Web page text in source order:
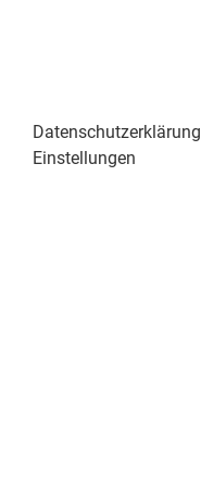
Datenschutzerklärung
Einstellungen